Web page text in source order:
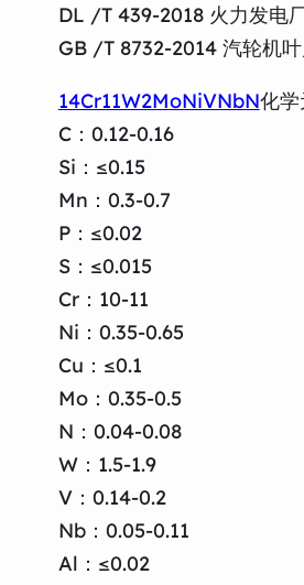
DL /T 439-2018 火力发电
GB /T 8732-2014 汽轮机
14Cr11W2MoNiVNbN化学
C：0.12-0.16
Si：≤0.15
Mn：0.3-0.7
P：≤0.02
S：≤0.015
Cr：10-11
Ni：0.35-0.65
Cu：≤0.1
Mo：0.35-0.5
N：0.04-0.08
W：1.5-1.9
V：0.14-0.2
Nb：0.05-0.11
Al：≤0.02